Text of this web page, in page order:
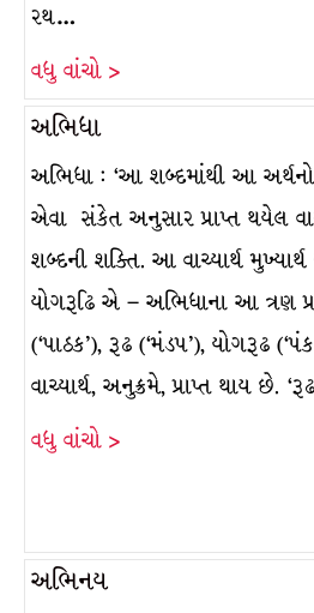
રથ…
વધુ વાંચો >
અભિધા
અભિધા : ‘આ શબ્દમાંથી આ
એવા સંકેત અનુસાર પ્રાપ્ત થયેલ
શબ્દની શક્તિ. આ વાચ્યાર્થ
યોગરૂઢિ એ – અભિધાના આ ત્રણ
(‘પાઠક’), રૂઢ (‘મંડપ’), યોગરૂઢ
વાચ્યાર્થ, અનુક્રમે, પ્રાપ્ત થાય છે.
વધુ વાંચો >
અભિનય